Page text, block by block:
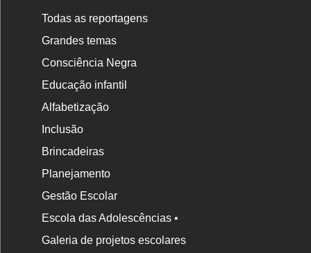
Todas as reportagens
Grandes temas
Consciência Negra
Educação infantil
Alfabetização
Inclusão
Brincadeiras
Planejamento
Gestão Escolar
Escola das Adolescências •
Galeria de projetos escolares